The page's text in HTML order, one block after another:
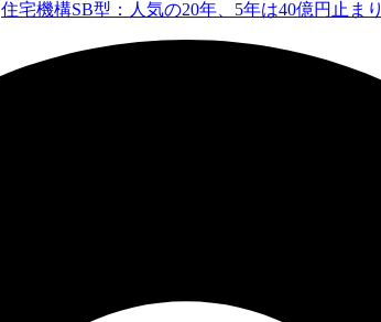
住宅機構SB型：人気の20年、5年は40億円止まり